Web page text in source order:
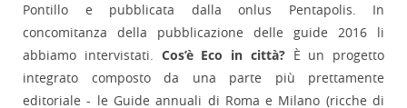
Pontillo e pubblicata dalla onlus Pentapolis. In
concomitanza della pubblicazione delle guide 2016 li
abbiamo intervistati. Cos’è Eco in città?È un progetto
integrato composto da una parte più prettamente
editoriale - le Guide annuali di Roma e Milano (ricche di